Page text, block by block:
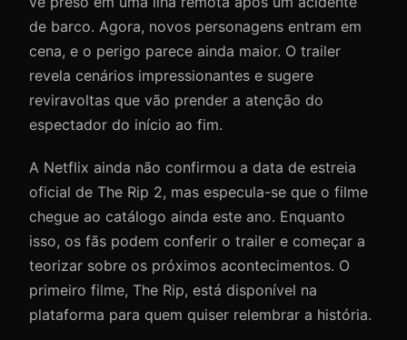
de barco. Agora, novos personagens entram em
cena, e o perigo parece ainda maior. O trailer
revela cenários impressionantes e sugere
reviravoltas que vão prender a atenção do
espectador do início ao fim.
A Netflix ainda não confirmou a data de estreia
oficial de The Rip 2, mas especula-se que o filme
chegue ao catálogo ainda este ano. Enquanto
isso, os fãs podem conferir o trailer e começar a
teorizar sobre os próximos acontecimentos. O
primeiro filme, The Rip, está disponível na
plataforma para quem quiser relembrar a história.